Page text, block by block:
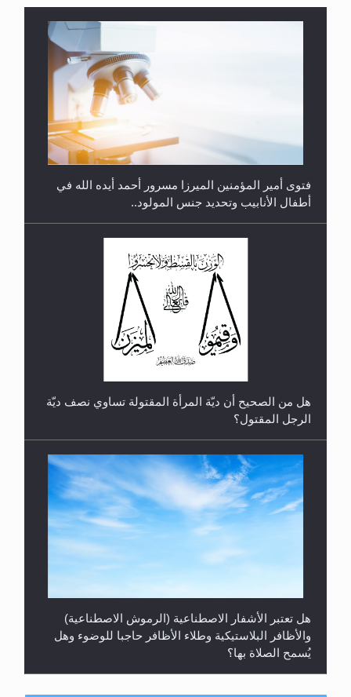
رأيٌ في لغة المسيح الموعود عليه السلام.. 4...
فتوى أمير المؤمنين الميرزا مسرور أحمد أيده الله في
أطفال الأنابيب وتحديد جنس المولود..
هل من الصحيح أن ديّة المرأة المقتولة تساوي نصف ديّة
الرجل المقتول؟
هل تعتبر الأشفار الاصطناعية (الرموش الاصطناعية)
والأظافر البلاستيكية وطلاء الأظافر حاجبا للوضوء وهل
يُسمح الصلاة بها؟